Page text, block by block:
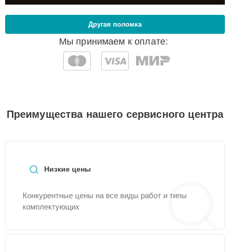
Мы принимаем к оплате:
Другая поломка
Преимущества нашего сервисного центра
Низкие цены
Конкурентные цены на все виды работ и типы
комплектующих